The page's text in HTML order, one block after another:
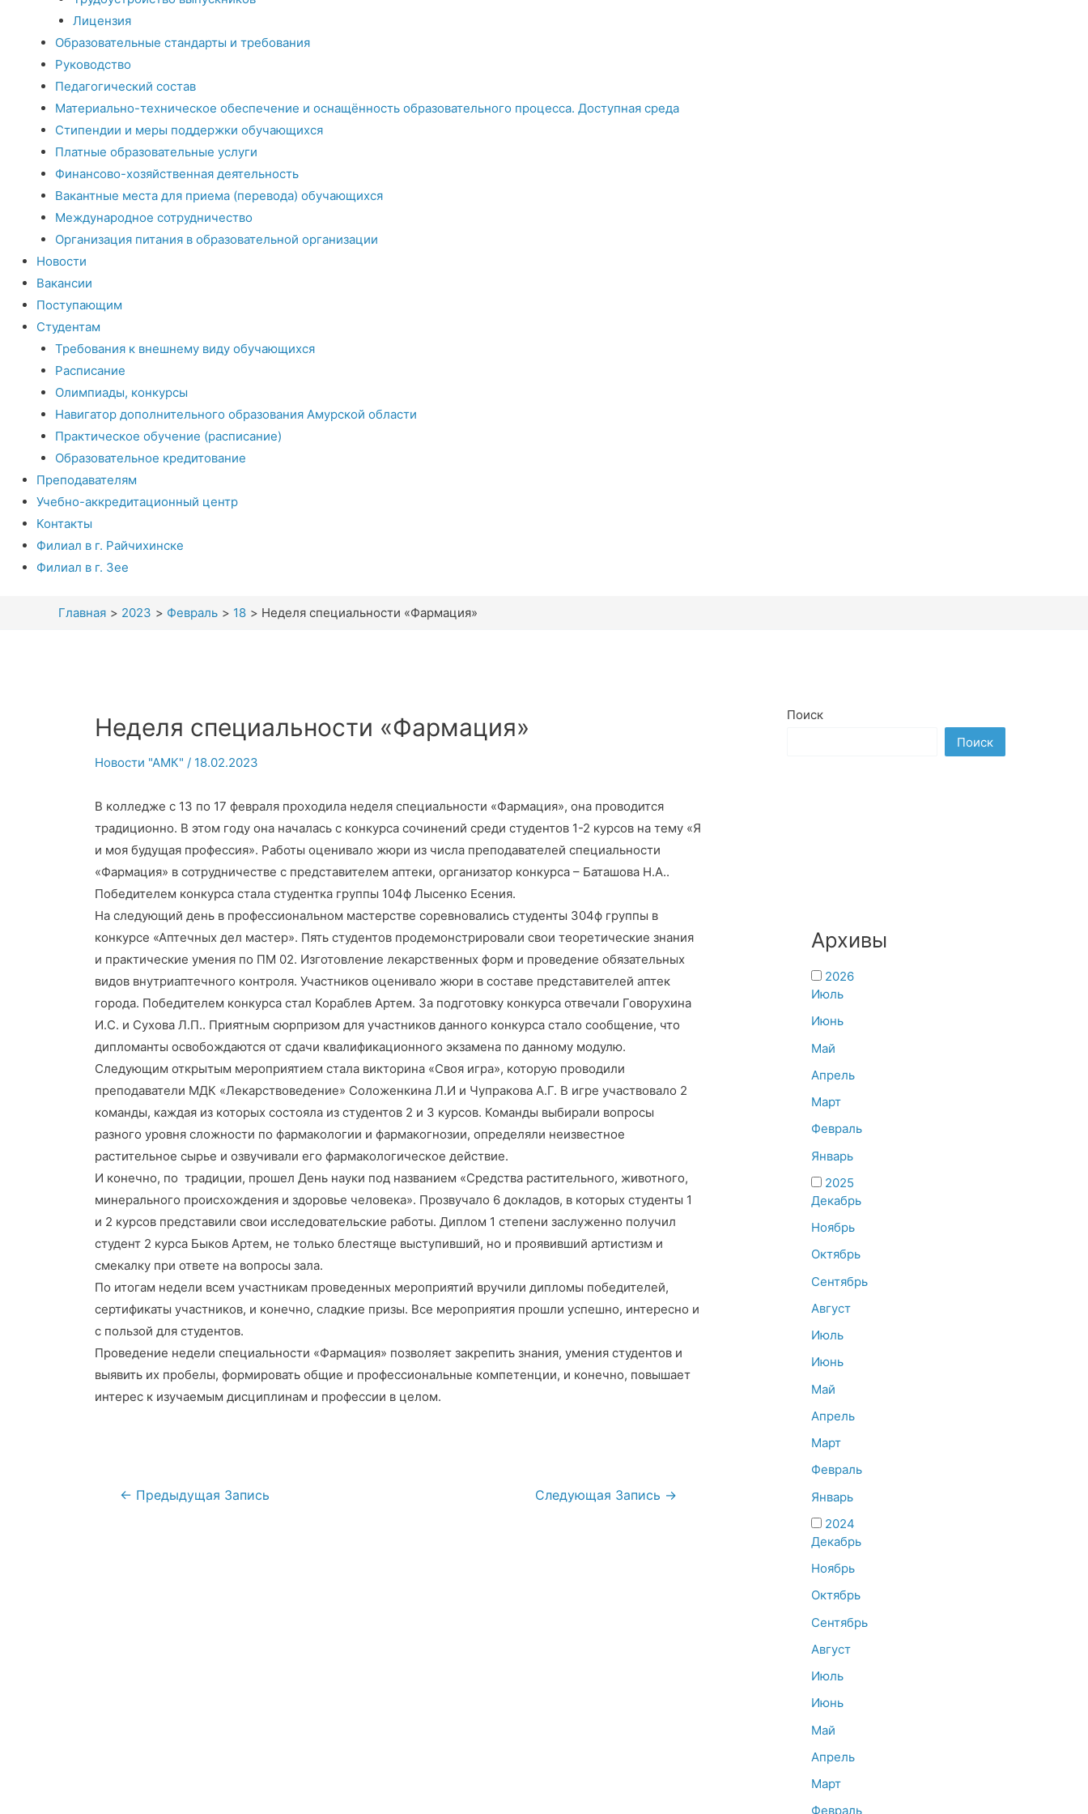
Лицензия
Образовательные стандарты и требования
Руководство
Педагогический состав
Материально-техническое обеспечение и оснащённость образовательного процесса. Доступная среда
Стипендии и меры поддержки обучающихся
Платные образовательные услуги
Финансово-хозяйственная деятельность
Вакантные места для приема (перевода) обучающихся
Международное сотрудничество
Организация питания в образовательной организации
Новости
Вакансии
Поступающим
Студентам
Требования к внешнему виду обучающихся
Расписание
Олимпиады, конкурсы
Навигатор дополнительного образования Амурской области
Практическое обучение (расписание)
Образовательное кредитование
Преподавателям
Учебно-аккредитационный центр
Контакты
Филиал в г. Райчихинске
Филиал в г. Зее
Главная 2023 Февраль 18 Неделя специальности «Фармация»
Неделя специальности «Фармация»
Новости "АМК" / 18.02.2023
В колледже с 13 по 17 февраля проходила неделя специальности «Фармация», она проводится
традиционно. В этом году она началась с конкурса сочинений среди студентов 1-2 курсов на тему «Я
и моя будущая профессия». Работы оценивало жюри из числа преподавателей специальности
«Фармация» в сотрудничестве с представителем аптеки, организатор конкурса – Баташова Н.А..
Победителем конкурса стала студентка группы 104ф Лысенко Есения.
На следующий день в профессиональном мастерстве соревновались студенты 304ф группы в
конкурсе «Аптечных дел мастер». Пять студентов продемонстрировали свои теоретические знания
и практические умения по ПМ 02. Изготовление лекарственных форм и проведение обязательных
видов внутриаптечного контроля. Участников оценивало жюри в составе представителей аптек
города. Победителем конкурса стал Кораблев Артем. За подготовку конкурса отвечали Говорухина
И.С. и Сухова Л.П.. Приятным сюрпризом для участников данного конкурса стало сообщение, что
дипломанты освобождаются от сдачи квалификационного экзамена по данному модулю.
Следующим открытым мероприятием стала викторина «Своя игра», которую проводили
преподаватели МДК «Лекарствоведение» Соложенкина Л.И и Чупракова А.Г. В игре участвовало 2
команды, каждая из которых состояла из студентов 2 и 3 курсов. Команды выбирали вопросы
разного уровня сложности по фармакологии и фармакогнозии, определяли неизвестное
растительное сырье и озвучивали его фармакологическое действие.
И конечно, по традиции, прошел День науки под названием «Средства растительного, животного,
минерального происхождения и здоровье человека». Прозвучало 6 докладов, в которых студенты 1
и 2 курсов представили свои исследовательские работы. Диплом 1 степени заслуженно получил
студент 2 курса Быков Артем, не только блестяще выступивший, но и проявивший артистизм и
смекалку при ответе на вопросы зала.
По итогам недели всем участникам проведенных мероприятий вручили дипломы победителей,
сертификаты участников, и конечно, сладкие призы. Все мероприятия прошли успешно, интересно и
с пользой для студентов.
Проведение недели специальности «Фармация» позволяет закрепить знания, умения студентов и
выявить их пробелы, формировать общие и профессиональные компетенции, и конечно, повышает
интерес к изучаемым дисциплинам и профессии в целом.
Навигация
← Предыдущая Запись Следующая Запись →
Поиск
Поиск
Архивы
2026
Июль
Июнь
Май
Апрель
Март
Февраль
Январь
2025
Декабрь
Ноябрь
Октябрь
Сентябрь
Август
Июль
Июнь
Май
Апрель
Март
Февраль
Январь
2024
Декабрь
Ноябрь
Октябрь
Сентябрь
Август
Июль
Июнь
Май
Апрель
Март
Февраль